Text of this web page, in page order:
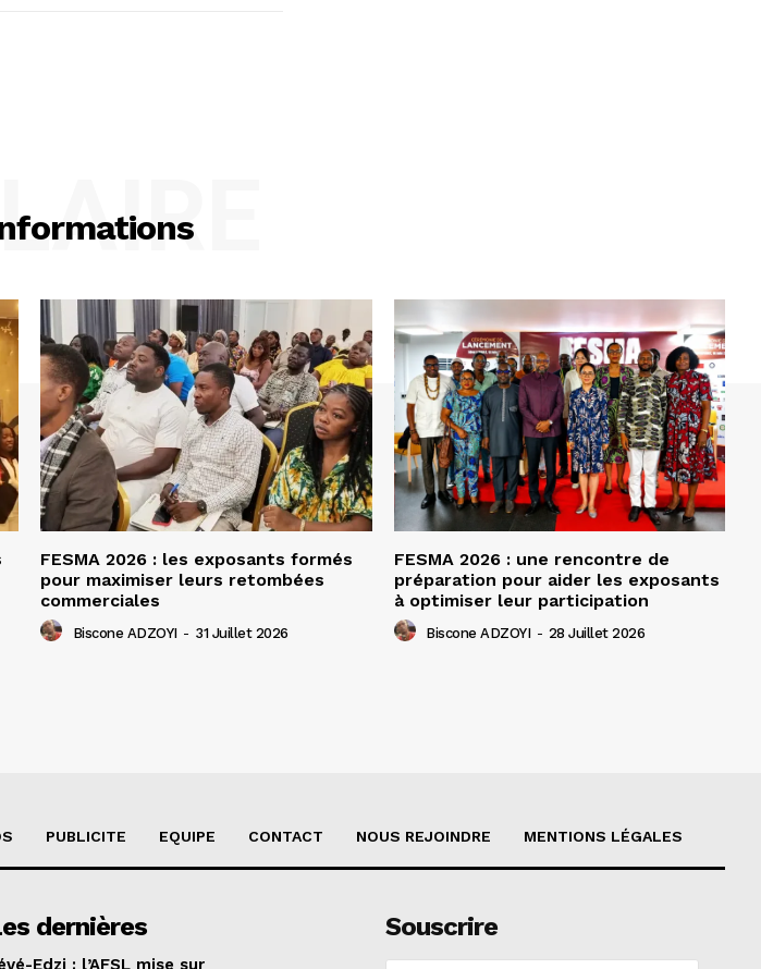
FESMA 2026 : les exposants formés
pour maximiser leurs retombées
commerciales
Biscone ADZOYI - 31 Juillet 2026
FESMA 2026 : une rencontre de
préparation pour aider les exposants
à optimiser leur participation
Biscone ADZOYI - 28 Juillet 2026
PUBLICITE EQUIPE CONTACT NOUS REJOINDRE MENTIONS LÉGALES
dernières
Edzi : l’AFSL mise sur
Souscrire